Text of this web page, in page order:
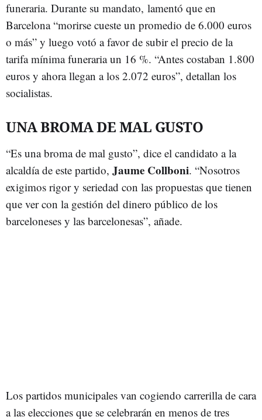
funeraria. Durante su mandato, lamentó que en
Barcelona “morirse cueste un promedio de 6.000 euros
o más” y luego votó a favor de subir el precio de la
tarifa mínima funeraria un 16 %. “Antes costaban 1.800
euros y ahora llegan a los 2.072 euros”, detallan los
socialistas.
UNA BROMA DE MAL GUSTO
“Es una broma de mal gusto”, dice el candidato a la
alcaldía de este partido, Jaume Collboni. “Nosotros
exigimos rigor y seriedad con las propuestas que tienen
que ver con la gestión del dinero público de los
barceloneses y las barcelonesas”, añade.
Los partidos municipales van cogiendo carrerilla de cara
a las elecciones que se celebrarán en menos de tres